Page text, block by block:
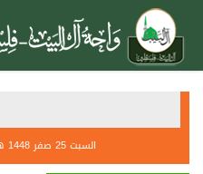
السبت 25 صفر 1448 هـ | 8 أغسطس 2026 ر